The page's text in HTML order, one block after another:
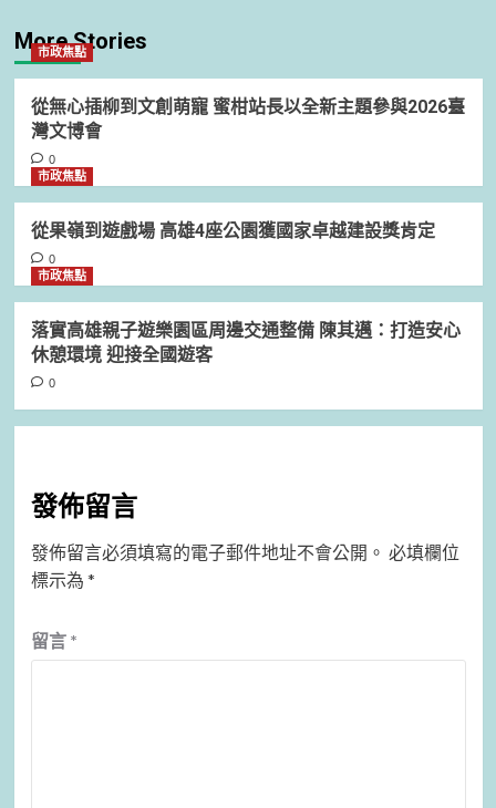
More Stories
市政焦點
從無心插柳到文創萌寵 蜜柑站長以全新主題參與2026臺
灣文博會
0
市政焦點
從果嶺到遊戲場 高雄4座公園獲國家卓越建設獎肯定
0
市政焦點
落實高雄親子遊樂園區周邊交通整備 陳其邁：打造安心
休憩環境 迎接全國遊客
0
發佈留言
發佈留言必須填寫的電子郵件地址不會公開。 必填欄位
標示為 *
留言 *